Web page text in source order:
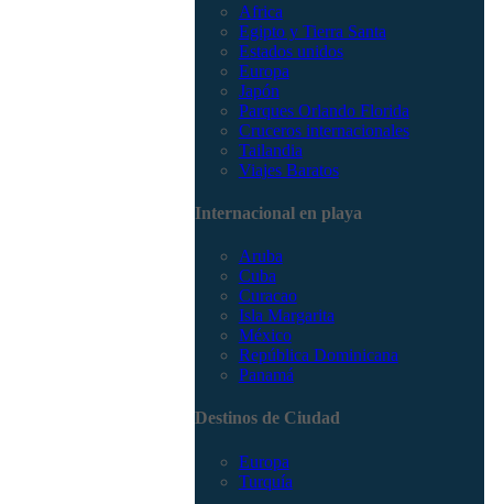
Africa
Egipto y Tierra Santa
Estados unidos
Europa
Japón
Parques Orlando Florida
Cruceros internacionales
Tailandia
Viajes Baratos
Internacional en playa
Aruba
Cuba
Curacao
Isla Margarita
México
República Dominicana
Panamá
Destinos de Ciudad
Europa
Turquía